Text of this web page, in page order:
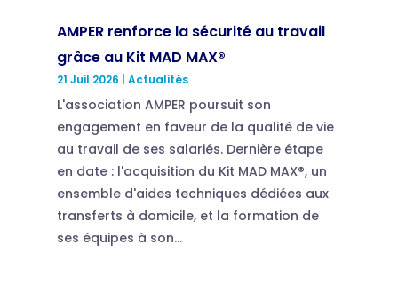
AMPER renforce la sécurité au travail
grâce au Kit MAD MAX®
21 Juil 2026 Actualités
L'association AMPER poursuit son
engagement en faveur de la qualité de vie
au travail de ses salariés. Dernière étape
en date : l'acquisition du Kit MAD MAX®, un
ensemble d'aides techniques dédiées aux
transferts à domicile, et la formation de
ses équipes à son...